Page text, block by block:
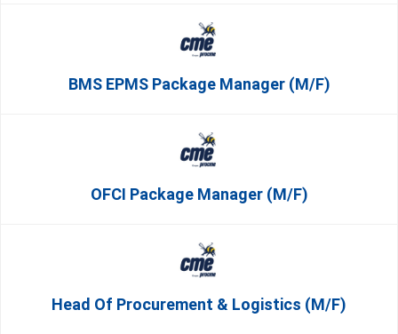
BMS EPMS Package Manager (m/f)
OFCI Package Manager (m/f)
Head Of Procurement & Logistics (m/f)